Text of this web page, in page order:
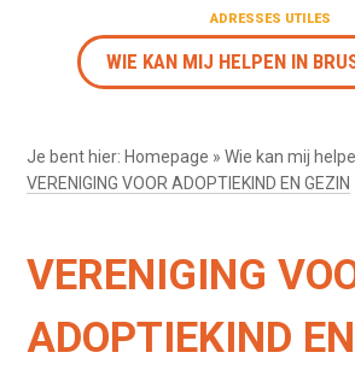
ADRESSES UTILES
WIE KAN MIJ HELPEN IN
Je bent hier: Homepage »Wie kan mij
VERENIGING VOOR ADOPTIEKIND EN GEZIN
VERENIGING
ADOPTIEKIND